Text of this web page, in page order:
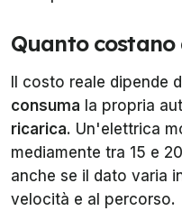
Quanto
Il costo reale dipende
consuma la propria
ricarica. Un'elettrica
mediamente tra 15 e
anche se il dato varia
velocità e al percorso.